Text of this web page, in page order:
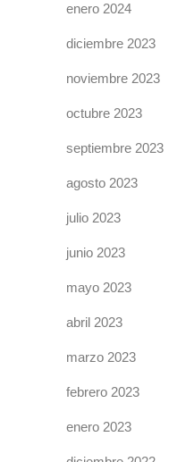
enero 2024
diciembre 2023
noviembre 2023
octubre 2023
septiembre 2023
agosto 2023
julio 2023
junio 2023
mayo 2023
abril 2023
marzo 2023
febrero 2023
enero 2023